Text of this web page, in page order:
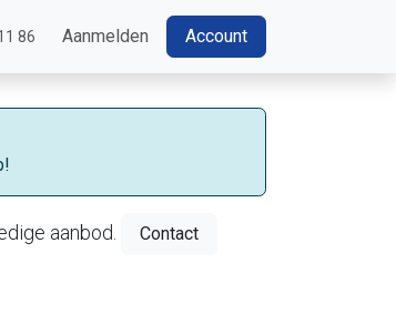
86 Aanmelden Account
aanbod. Contact